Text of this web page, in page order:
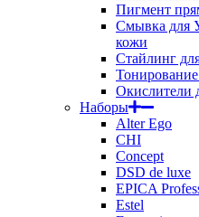
Пигмент
Смывка для
кожи
Стайлинг
Окислители
Наборы
Alter Ego
CHI
Concept
DSD de luxe
EPICA
Estel